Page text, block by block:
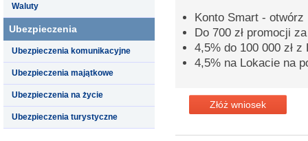
Waluty
Ubezpieczenia
Ubezpieczenia komunikacyjne
Ubezpieczenia majątkowe
Ubezpieczenia na życie
Ubezpieczenia turystyczne
Konto Smart -
Do 700 zł promocji
4,5% do 100 000 zł
4,5% na Lokacie na
Złóż wniosek